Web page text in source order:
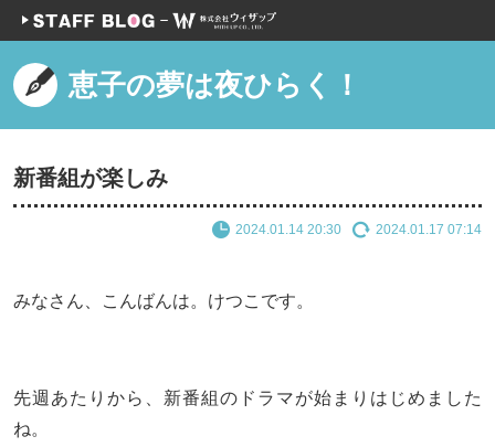
恵子の夢は夜ひらく！
新番組が楽しみ
2024.01.14 20:30 2024.01.17 07:14
みなさん、こんばんは。けつこです。
先週あたりから、新番組のドラマが始まりはじめました
ね。